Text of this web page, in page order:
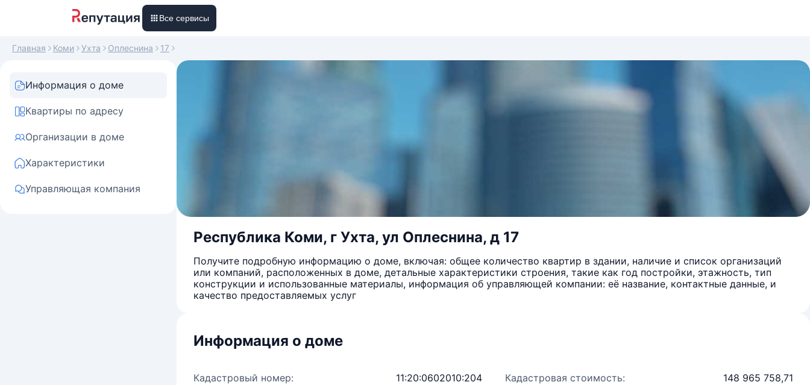
Все сервисы
Главная Коми Ухта Оплеснина 17
Информация о доме
Квартиры по адресу
Организации в доме
Характеристики
Управляющая компания
Республика Коми, г Ухта, ул Оплеснина, д 17
Получите подробную информацию о доме, включая: общее количество квартир в здании, наличие и список организаций
или компаний, расположенных в доме, детальные характеристики строения, такие как год постройки, этажность, тип
конструкции и использованные материалы, информация об управляющей компании: её название, контактные данные, и
качество предоставляемых услуг
Информация о доме
Кадастровый номер: 11:20:0602010:204 Кадастровая стоимость: 148 965 758,71